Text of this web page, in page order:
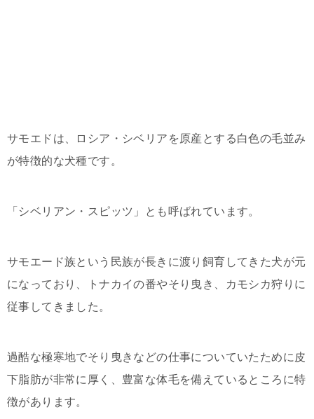
サモエドは、ロシア・シベリアを原産とする白色の毛並み
が特徴的な犬種です。
「シベリアン・スピッツ」とも呼ばれています。
サモエード族という民族が長きに渡り飼育してきた犬が元
になっており、トナカイの番やそり曳き、カモシカ狩りに
従事してきました。
過酷な極寒地でそり曳きなどの仕事についていたために皮
下脂肪が非常に厚く、豊富な体毛を備えているところに特
徴があります。